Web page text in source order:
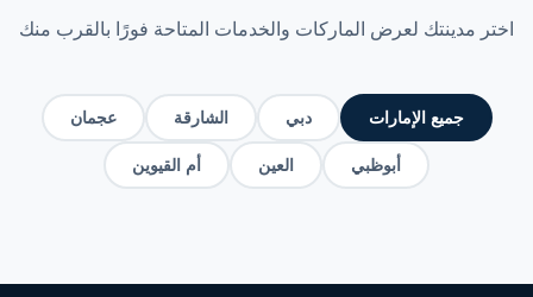
اختر مدينتك لعرض الماركات والخدمات المتاحة فورًا بالقرب منك
جميع الإمارات دبي الشارقة عجمان
أبوظبي العين أم القيوين